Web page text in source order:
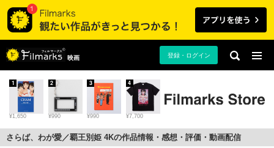
映画 登録・ログイン
¥1,650
1
¥990
2
¥990
3
¥7,700
4
さらば、わが愛／覇王別姫 4Kの作品情報・感想・評価・動画配信